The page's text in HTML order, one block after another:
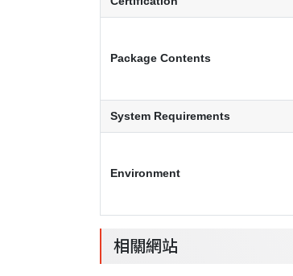
Package Contents
System Requirements
Environment
相關網站